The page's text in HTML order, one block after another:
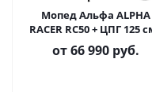
Мопед Альфа ALPHA
RACER RC50 + ЦПГ 125
от66 990 руб.